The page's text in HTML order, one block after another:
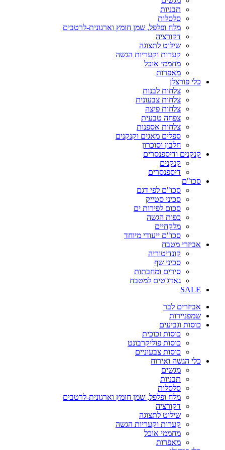
תבניות
סלסלות
מלח ופלפל, שמן חומץ וארגונית-לרטבים
דקורציה
שילוט לתצוגה
קערות וקעריות הגשה
מחממי אוכל
מאפרות
כלי פורצלן
צלחות לבנות
צלחות צבעונית
צלחות פיצה
צפחה טבעית
צלחות אספנות
ספלים מאגים וקנקנים
חלבון וסוכרון
קנקנים ודיספנסרים
קנקנים
דיספנסרים
סכו"ם
סכו"ם לפי דגם
סכיני סטייק
סכום לפירות ים
כפות הגשה
מלקחיים
סכו"ם ייעודי מיוחד
אביזרי מטבח
קונדיטוריה
סכיני שף
סירים ומחבתות
גאדג'טים למטבח
SALE
אביזרים לבר
שמפניירות
כוסות וגביעים
כוסות זכוכית
כוסות פוליקרבונט
כוסות צבעוניים
כלי הגשה ואירוח
מגשים
תבניות
סלסלות
מלח ופלפל, שמן חומץ וארגונית-לרטבים
דקורציה
שילוט לתצוגה
קערות וקעריות הגשה
מחממי אוכל
מאפרות